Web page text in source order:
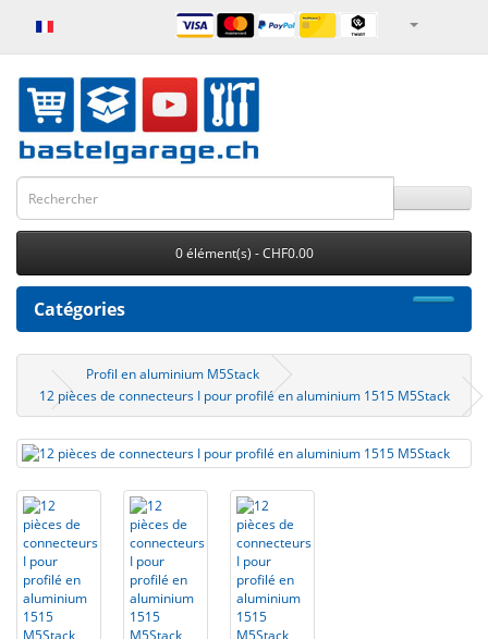
0 élément(s) - CHF0.00
Catégories
Profil en aluminium M5Stack
12 pièces de connecteurs I pour profilé en aluminium 1515 M5Stack